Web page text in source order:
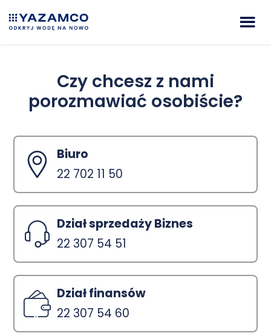
Czy chcesz z nami
porozmawiać osobiście?
Biuro
22 702 11 50
Dział sprzedaży Biznes
22 307 54 51
Dział finansów
22 307 54 60